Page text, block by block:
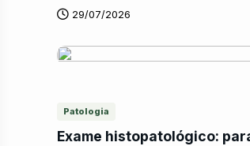
29/07/2026
Patologia
Exame histopatológico: